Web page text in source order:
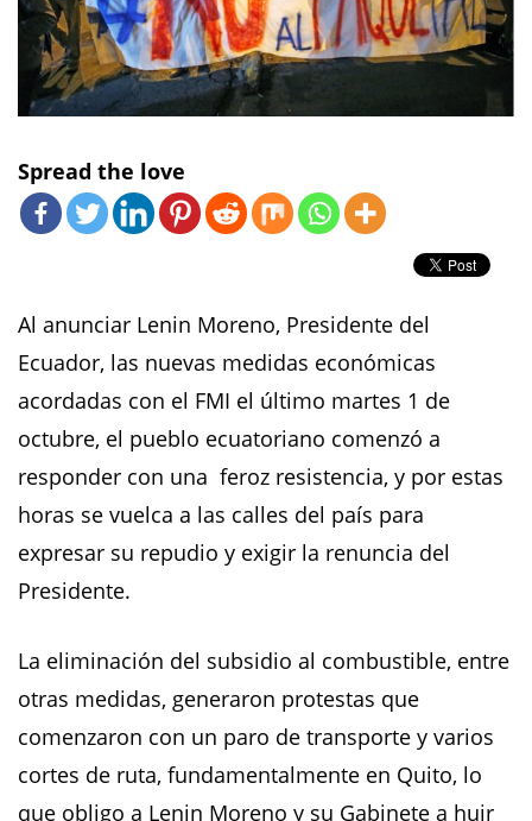
Spread the love
Al anunciar Lenin Moreno, Presidente del
Ecuador, las nuevas medidas económicas
acordadas con el FMI el último martes 1 de
octubre, el pueblo ecuatoriano comenzó a
responder con una feroz resistencia, y por estas
horas se vuelca a las calles del país para
expresar su repudio y exigir la renuncia del
Presidente.
La eliminación del subsidio al combustible, entre
otras medidas, generaron protestas que
comenzaron con un paro de transporte y varios
cortes de ruta, fundamentalmente en Quito, lo
que obligo a Lenin Moreno y su Gabinete a huir